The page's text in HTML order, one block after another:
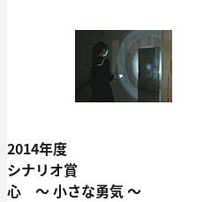
2014年度
シナリオ賞
心 ～ 小さな勇気 ～